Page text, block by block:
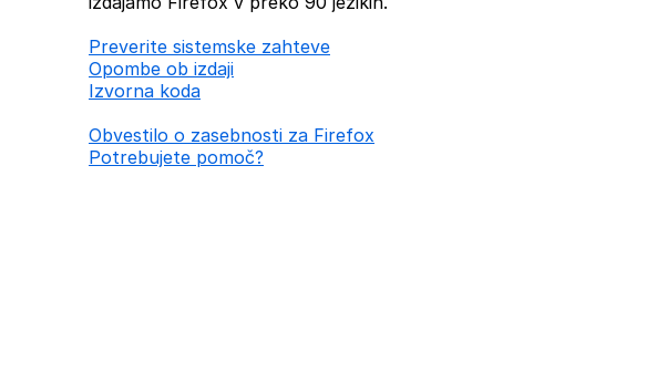
Preverite sistemske zahteve
Opombe ob izdaji
Izvorna koda
Obvestilo o zasebnosti za Firefox
Potrebujete pomoč?